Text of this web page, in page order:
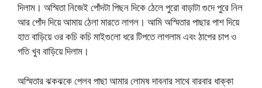
দিলাম। অস্মিতা নিজেই পোঁদটা পিছন দিকে ঠেলে পুরো বাড়াটা গুদে পুরে নিল
আর পোঁদ দিয়ে আমায় ঠেলা মারতে লাগল। আমি অস্মিতার পাছার পাশ দিয়ে
হাত বাড়িয়ে ওর কচি কচি মাইগুলো ধরে টিপতে লাগলাম এবং ঠাপের চাপ ও
গতি খুব বাড়িয়ে দিলাম।
অস্মিতার ঝকঝকে পেলব পাছা আমার লোমষ দাবনার সাথে বারবার ধাক্কা